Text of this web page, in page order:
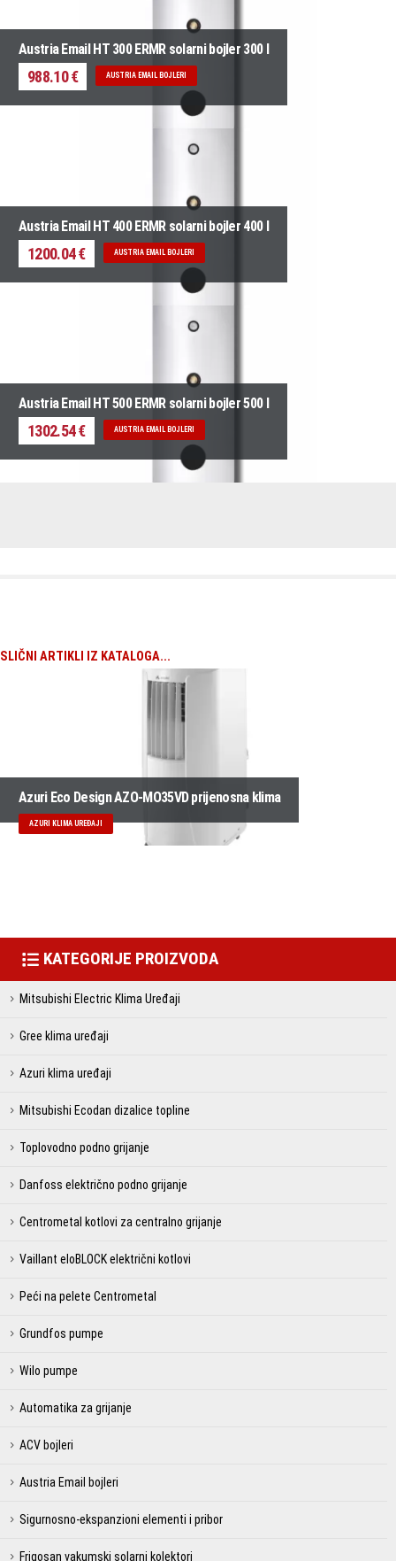
Austria Email HT 300 ERMR solarni bojler 300 l
988.10 € AUSTRIA EMAIL BOJLERI
Austria Email HT 400 ERMR solarni bojler 400 l
1200.04 € AUSTRIA EMAIL BOJLERI
Austria Email HT 500 ERMR solarni bojler 500 l
1302.54 € AUSTRIA EMAIL BOJLERI
SLIČNI ARTIKLI IZ KATALOGA...
Azuri Eco Design AZO-MO35VD prijenosna klima
AZURI KLIMA UREĐAJI
KATEGORIJE PROIZVODA
Mitsubishi Electric Klima Uređaji
Gree klima uređaji
Azuri klima uređaji
Mitsubishi Ecodan dizalice topline
Toplovodno podno grijanje
Danfoss električno podno grijanje
Centrometal kotlovi za centralno grijanje
Vaillant eloBLOCK električni kotlovi
Peći na pelete Centrometal
Grundfos pumpe
Wilo pumpe
Automatika za grijanje
ACV bojleri
Austria Email bojleri
Sigurnosno-ekspanzioni elementi i pribor
Frigosan vakumski solarni kolektori